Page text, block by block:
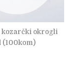
(100kom)